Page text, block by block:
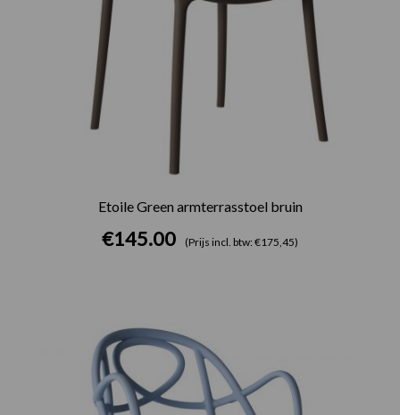
Etoile Green armterrasstoel bruin
€145.00 (Prijs incl. btw: €175,45)